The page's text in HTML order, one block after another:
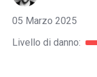
05 Marzo 2025
Livello di danno: